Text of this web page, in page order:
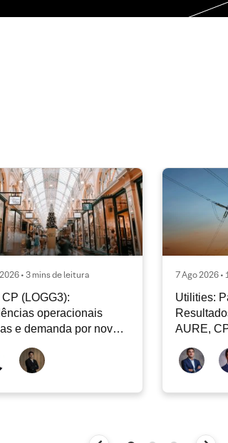
• 3 mins de leitura
CP (LOGG3):
operacionais
e demanda por nova
de ativos
7 Ago 2026 •
Utilities:
AURE,